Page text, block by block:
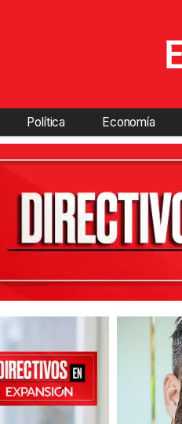
Política Economía